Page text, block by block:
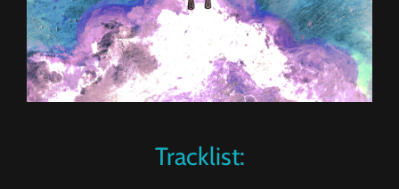
Tracklist: